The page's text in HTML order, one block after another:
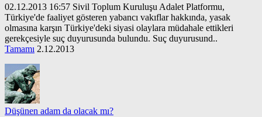
02.12.2013 16:57 Sivil Toplum Kuruluşu Adalet Platformu,
Türkiye'de faaliyet gösteren yabancı vakıflar hakkında, yasak
olmasına karşın Türkiye'deki siyasi olaylara müdahale ettikleri
gerekçesiyle suç duyurusunda bulundu. Suç duyurusund..
Tamamı 2.12.2013
Düşünen adam da olacak mı?